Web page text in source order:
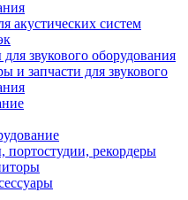
акустических систем
звукового оборудования
и запчасти для звукового
портостудии, рекордеры